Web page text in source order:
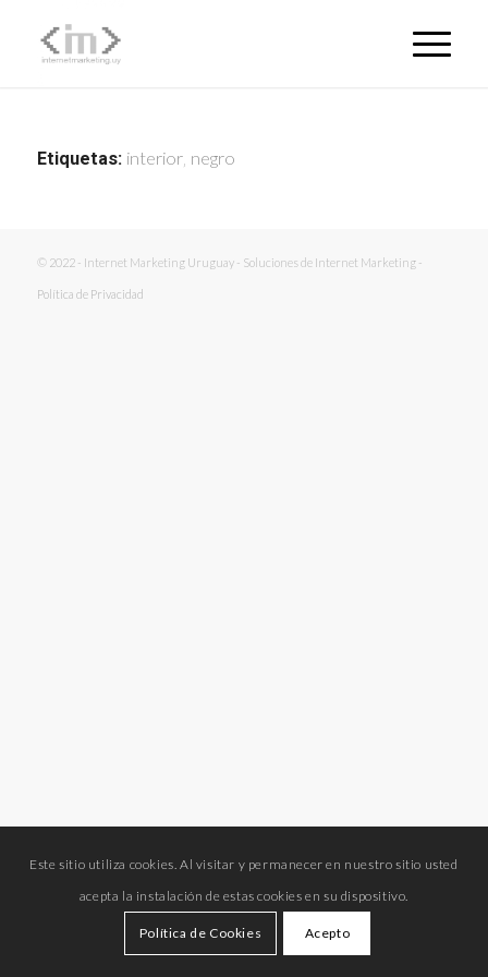
Etiquetas: interior, negro
© 2022 - Internet Marketing Uruguay - Soluciones de Internet Marketing -
Política de Privacidad
Este sitio utiliza cookies. Al visitar y permanecer en nuestro sitio usted
acepta la instalación de estas cookies en su dispositivo.
Política de Cookies Acepto